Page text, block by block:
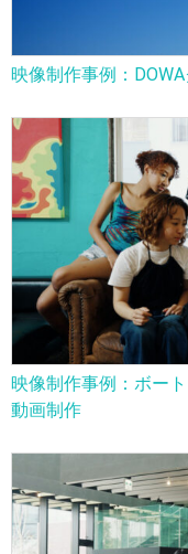
映像制作事例：
映像制作事例：ボー
動画制作